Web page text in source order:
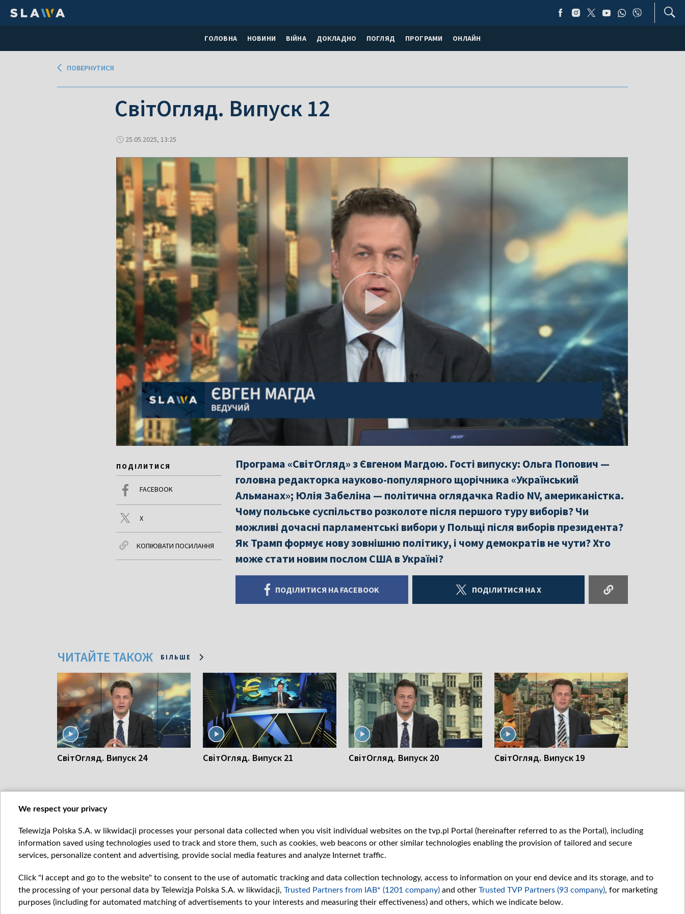
ГОЛОВНА НОВИНИ ВІЙНА ДОКЛАДНО ПОГЛЯД ПРОГРАМИ ОНЛАЙН
ПОВЕРНУТИСЯ
СвітОгляд. Випуск 12
25.05.2025, 13:25
ПОДІЛИТИСЯ
FACEBOOK
X
КОПІЮВАТИ ПОСИЛАННЯ
Програма «СвітОгляд» з Євгеном Магдою. Гості випуску: Ольга Попович —
головна редакторка науково-популярного щорічника «Український
Альманах»; Юлія Забеліна — політична оглядачка Radio NV, американістка.
Чому польське суспільство розколоте після першого туру виборів? Чи
можливі дочасні парламентські вибори у Польщі після виборів президента?
Як Трамп формує нову зовнішню політику, і чому демократів не чути? Хто
може стати новим послом США в Україні?
ПОДІЛИТИСЯ НА FACEBOOK ПОДІЛИТИСЯ НА X
ЧИТАЙТЕ ТАКОЖ БІЛЬШЕ
СвітОгляд. Випуск 24
СВІТОГЛЯД
СвітОгляд. Випуск 21
СВІТОГЛЯД
СвітОгляд. Випуск 20
СВІТОГЛЯД
СвітОгляд. Випуск 19
СВІТОГЛЯД
We respect your privacy
Telewizja Polska S.A. w likwidacji processes your personal data collected when you visit individual websites on the tvp.pl Portal (hereinafter referred to as the Portal), including
information saved using technologies used to track and store them, such as cookies, web beacons or other similar technologies enabling the provision of tailored and secure
services, personalize content and advertising, provide social media features and analyze Internet traffic.
Click "I accept and go to the website" to consent to the use of automatic tracking and data collection technology, access to information on your end device and its storage, and to
the processing of your personal data by Telewizja Polska S.A. w likwidacji, Trusted Partners from IAB* (1201 company) and other Trusted TVP Partners (93 company), for marketing
purposes (including for automated matching of advertisements to your interests and measuring their effectiveness) and others, which we indicate below.